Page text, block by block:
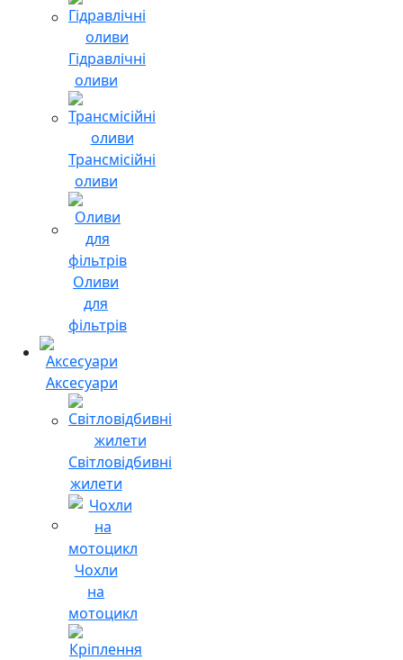
Гідравлічні
оливи
Трансмісійні
оливи
Оливи
для
фільтрів
Аксесуари
Світловідбивні
жилети
Чохли
на
мотоцикл